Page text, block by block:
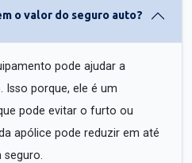
o valor do seguro auto?
pode ajudar a
Isso porque, ele é um
pode evitar o furto ou
apólice pode reduzir em até
seguro.